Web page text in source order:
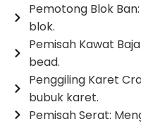
Pemotong Blok
blok.
Pemisah Kawat
bead.
Penggiling Karet
bubuk karet.
Pemisah Serat: